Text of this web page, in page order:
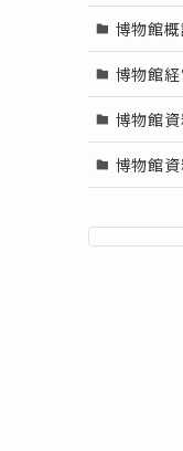
博物館概
博物館
博物館
博物館